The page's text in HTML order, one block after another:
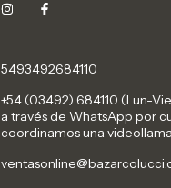
5493492684110
+54 (03492) 684110 (Lun-
a través de WhatsApp por
coordinamos una